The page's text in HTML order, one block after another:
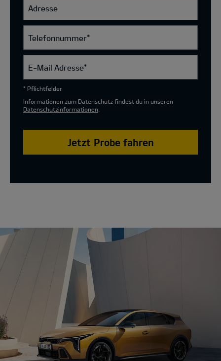
Adresse
Telefonnummer*
E-Mail Adresse*
* Pflichtfelder
Informationen zum Datenschutz findest du in unseren
Datenschutzinformationen
Jetzt Probe fahren